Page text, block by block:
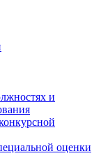
и
оценки